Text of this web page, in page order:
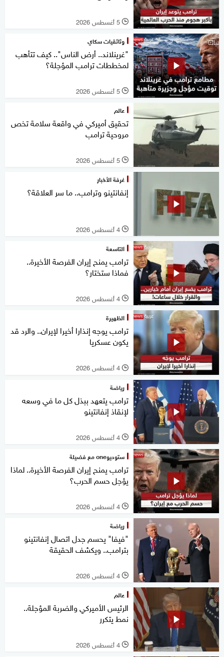
l 5 أغسطس 2026
وثائقيات سكاي
"غرينلاند.. أرض الناس".. كيف تتأهب
لمخططات ترامب المؤجلة؟
l 5 أغسطس 2026
عالم
تحقيق أميركي في واقعة سلامة تخص
مروحية ترامب
l 5 أغسطس 2026
غرفة الأخبار
إنفانتينو وترامب.. ما سر العلاقة؟
l 4 أغسطس 2026
التاسعة
ترامب يمنح إيران الفرصة الأخيرة..
فماذا ستختار؟
l 4 أغسطس 2026
الظهيرة
ترامب يوجه إنذارا أخيرا لإيران.. والرد قد
يكون عسكريا
l 4 أغسطس 2026
رياضة
ترامب يتعهد ببذل كل ما في وسعه
لإنقاذ إنفانتينو
l 4 أغسطس 2026
ستوديوone مع فضيلة
ترامب يمنح إيران الفرصة الأخيرة.. لماذا
يؤجل حسم الحرب؟
l 4 أغسطس 2026
رياضة
"فيفا" يحسم جدل اتصال إنفانتينو
بترامب.. ويكشف الحقيقة
l 4 أغسطس 2026
عالم
الرئيس الأميركي والضربة المؤجلة..
نمط يتكرر
l 4 أغسطس 2026